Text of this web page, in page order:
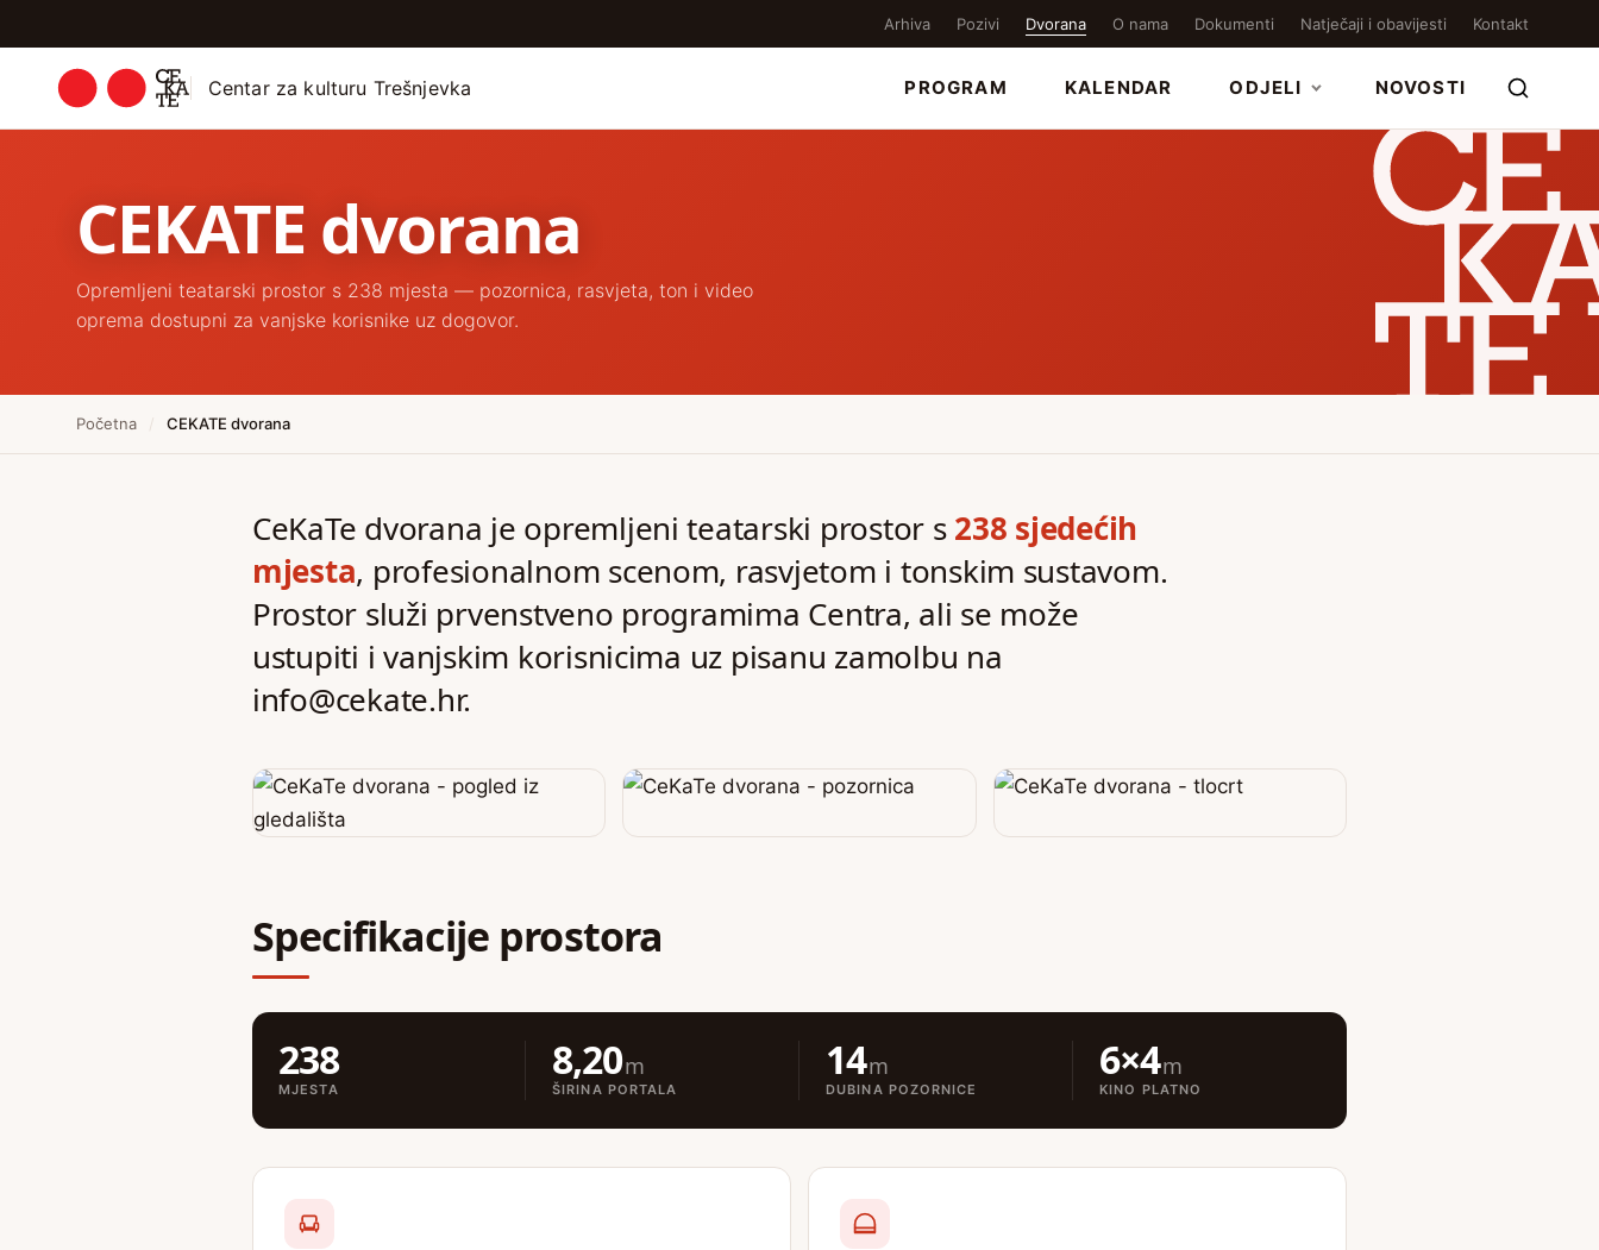
Arhiva Pozivi Dvorana O nama Dokumenti Natječaji i obavijesti Kontakt
Centar za kulturu Trešnjevka PROGRAM KALENDAR ODJELI NOVOSTI
CEKATE dvorana
Opremljeni teatarski prostor s 238 mjesta — pozornica, rasvjeta, ton i video
oprema dostupni za vanjske korisnike uz dogovor.
Početna / CEKATE dvorana
CeKaTe dvorana je opremljeni teatarski prostor s238 sjedećih
mjesta, profesionalnom scenom, rasvjetom i tonskim sustavom.
Prostor služi prvenstveno programima Centra, ali se može
ustupiti i vanjskim korisnicima uz pisanu zamolbu na
info@cekate.hr.
Specifikacije prostora
238
MJESTA
8,20m
ŠIRINA PORTALA
14m
DUBINA POZORNICE
6×4m
KINO PLATNO